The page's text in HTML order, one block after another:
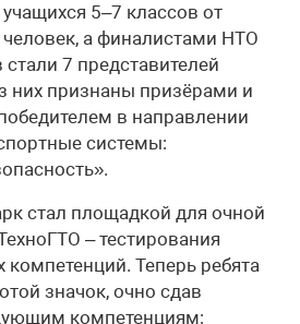
5–7 классов от
а финалистами НТО
7 представителей
них признаны призёрами и
в направлении
системы:
стал площадкой для очной
– тестирования
компетенций. Теперь ребята
значок, очно сдав
компетенциям: